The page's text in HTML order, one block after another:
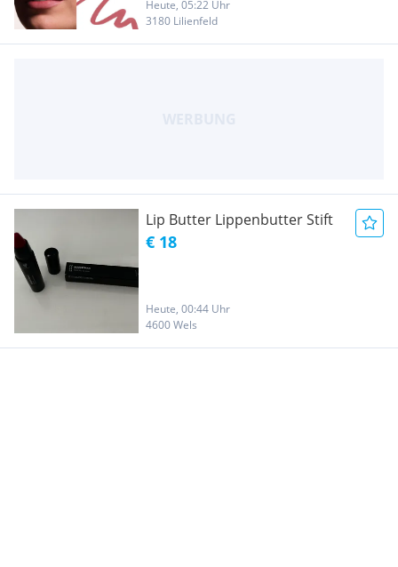
Heute, 05:22 Uhr
3180 Lilienfeld
Lip Butter Lippenbutter Stift
€ 18
Heute, 00:44 Uhr
4600 Wels